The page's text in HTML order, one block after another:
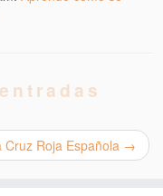
Roja Española →